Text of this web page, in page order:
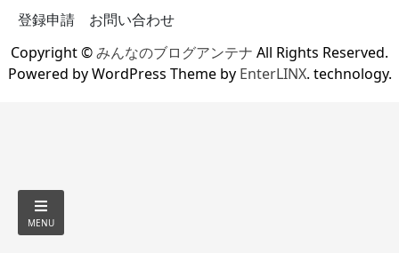
登録申請
お問い合わせ
Copyright ©みんなのブログアンテナ All Rights Reserved.
Powered by WordPress Theme by EnterLINX. technology.
MENU